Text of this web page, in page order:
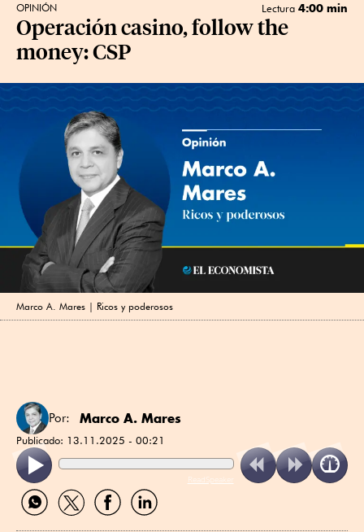
OPINIÓN Lectura 4:00 min
Operación casino, follow the
money: CSP
Marco A. Mares | Ricos y poderosos
Por: Marco A. Mares
Publicado: 13.11.2025 - 00:21
ReadSpeaker
Compartir
por
Compartir
por
Compartir
por
Compartir
por